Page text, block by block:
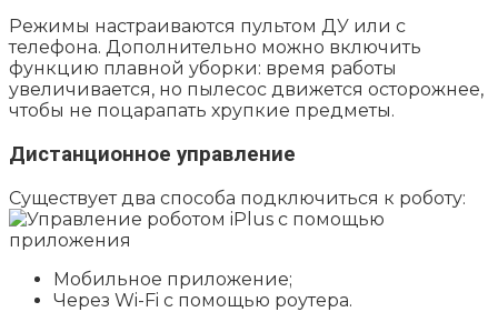
Режимы настраиваются пультом ДУ или с
телефона. Дополнительно можно включить
функцию плавной уборки: время работы
увеличивается, но пылесос движется осторожнее,
чтобы не поцарапать хрупкие предметы.
Дистанционное управление
Существует два способа подключиться к роботу:
Мобильное приложение;
Через Wi-Fi с помощью роутера.